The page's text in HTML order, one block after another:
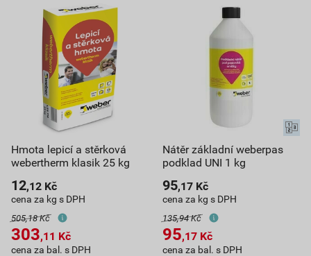
Hmota lepicí a stěrková
webertherm klasik 25 kg
12,12 Kč
cena za kg s DPH
505,18 Kč
303,11 Kč
cena za bal. s DPH
Nátěr základní weberpas
podklad UNI 1 kg
95,17 Kč
cena za kg s DPH
135,94 Kč
95,17 Kč
cena za bal. s DPH